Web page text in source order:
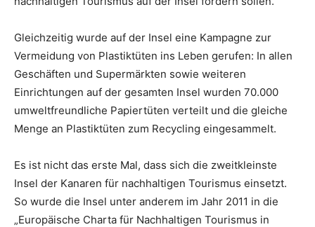
Gleichzeitig wurde auf der Insel eine Kampagne zur
Vermeidung von Plastiktüten ins Leben gerufen: In allen
Geschäften und Supermärkten sowie weiteren
Einrichtungen auf der gesamten Insel wurden 70.000
umweltfreundliche Papiertüten verteilt und die gleiche
Menge an Plastiktüten zum Recycling eingesammelt.
Es ist nicht das erste Mal, dass sich die zweitkleinste
Insel der Kanaren für nachhaltigen Tourismus einsetzt.
So wurde die Insel unter anderem im Jahr 2011 in die
„Europäische Charta für Nachhaltigen Tourismus in